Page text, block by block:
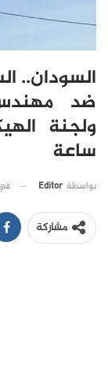
السودان..
ضد
ساعة
بواسطة Editor
مشاركة